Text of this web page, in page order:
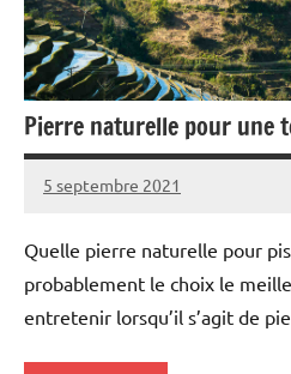
Pierre naturelle pour une
5 septembre 2021
Quelle pierre naturelle pour
probablement le choix le
entretenir lorsqu’il s’agit de